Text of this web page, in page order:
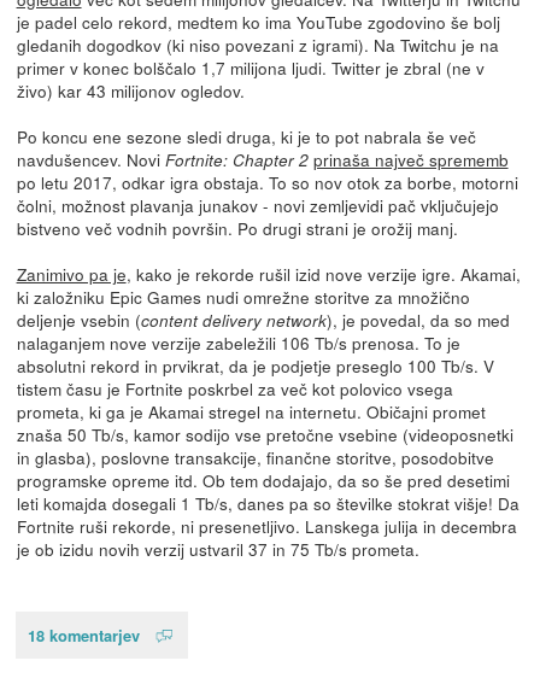
je padel celo rekord, medtem ko ima YouTube zgodovino še bolj
gledanih dogodkov (ki niso povezani z igrami). Na Twitchu je na
primer v konec bolščalo 1,7 milijona ljudi. Twitter je zbral (ne v
živo) kar 43 milijonov ogledov.
Po koncu ene sezone sledi druga, ki je to pot nabrala še več
navdušencev. Novi Fortnite: Chapter 2 prinaša največ sprememb
po letu 2017, odkar igra obstaja. To so nov otok za borbe, motorni
čolni, možnost plavanja junakov - novi zemljevidi pač vključujejo
bistveno več vodnih površin. Po drugi strani je orožij manj.
Zanimivo pa je, kako je rekorde rušil izid nove verzije igre. Akamai,
ki založniku Epic Games nudi omrežne storitve za množično
deljenje vsebin (content delivery network), je povedal, da so med
nalaganjem nove verzije zabeležili 106 Tb/s prenosa. To je
absolutni rekord in prvikrat, da je podjetje preseglo 100 Tb/s. V
tistem času je Fortnite poskrbel za več kot polovico vsega
prometa, ki ga je Akamai stregel na internetu. Običajni promet
znaša 50 Tb/s, kamor sodijo vse pretočne vsebine (videoposnetki
in glasba), poslovne transakcije, finančne storitve, posodobitve
programske opreme itd. Ob tem dodajajo, da so še pred desetimi
leti komajda dosegali 1 Tb/s, danes pa so številke stokrat višje! Da
Fortnite ruši rekorde, ni presenetljivo. Lanskega julija in decembra
je ob izidu novih verzij ustvaril 37 in 75 Tb/s prometa.
18 komentarjev